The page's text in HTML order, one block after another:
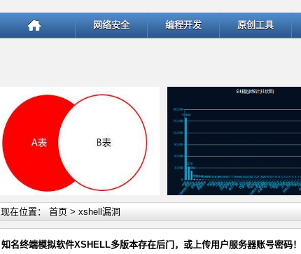
网络安全 编程开发 原创工具
详细内容
现在位置： 首页 > xshell漏洞
知名终端模拟软件XSHELL多版本存在后门，或上传用户服务器账号密码！